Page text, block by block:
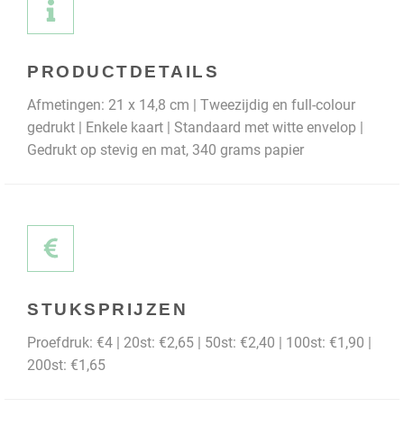
PRODUCTDETAILS
Afmetingen: 21 x 14,8 cm | Tweezijdig en full-colour
gedrukt | Enkele kaart | Standaard met witte envelop |
Gedrukt op stevig en mat, 340 grams papier
STUKSPRIJZEN
Proefdruk: €4 | 20st: €2,65 | 50st: €2,40 | 100st: €1,90 |
200st: €1,65